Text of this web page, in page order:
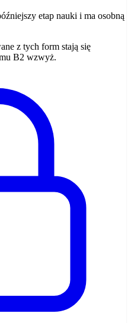
etap nauki i ma osobną
z tych form stają się
B2 wzwyż.